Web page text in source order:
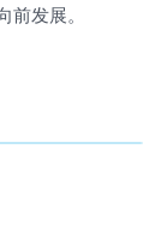
发展。